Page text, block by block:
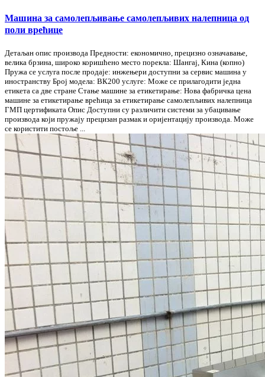
Машина за самолепљивање самолепљивих налепница од
поли врећице
Детаљан опис производа Предности: економично, прецизно означавање,
велика брзина, широко коришћено место порекла: Шангај, Кина (копно)
Пружа се услуга после продаје: инжењери доступни за сервис машина у
иностранству Број модела: ВК200 услуге: Може се прилагодити једна
етикета са две стране Стање машине за етикетирање: Нова фабричка цена
машине за етикетирање врећица за етикетирање самолепљивих налепница
ГМП цертификата Опис Доступни су различити системи за убацивање
производа који пружају прецизан размак и оријентацију производа. Може
се користити постоље ...